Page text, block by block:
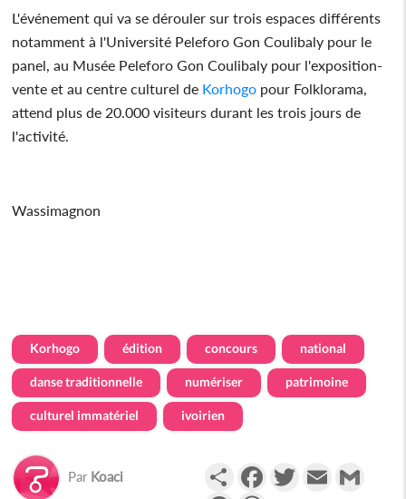
L'événement qui va se dérouler sur trois espaces différents
notamment à l'Université Peleforo Gon Coulibaly pour le
panel, au Musée Peleforo Gon Coulibaly pour l'exposition-
vente et au centre culturel de Korhogo pour Folklorama,
attend plus de 20.000 visiteurs durant les trois jours de
l'activité.
Wassimagnon
Korhogo édition concours national
danse traditionnelle numériser patrimoine
culturel immatériel ivoirien
Par Koaci PartagerFacebookTwitterEmail